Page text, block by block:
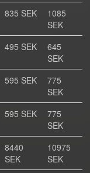
835 SEK
1085
SEK
495 SEK
645
SEK
595 SEK
775
SEK
595 SEK
775
SEK
8440
SEK
10975
SEK